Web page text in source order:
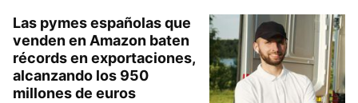
Las pymes españolas que
venden en Amazon baten
récords en exportaciones,
alcanzando los 950
millones de euros